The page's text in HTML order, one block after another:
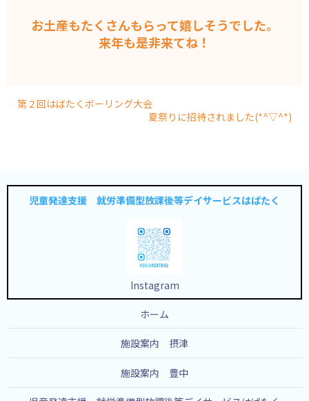
お土産もたくさんもらって嬉しそうでした。
来年も是非来てね！
第２回はばたくボーリング大会
夏祭りに招待されました(*^▽^*)
児童発達支援 就労準備型放課後等デイサービスはばたく
Instagram
ホーム
施設案内 摂津
施設案内 豊中